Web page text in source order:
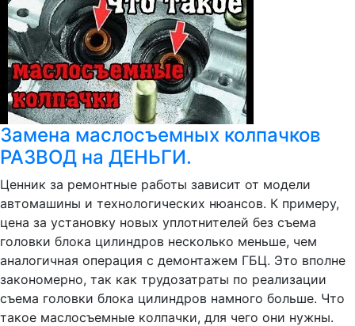
Замена маслосъемных колпачков
РАЗВОД на ДЕНЬГИ.
Ценник за ремонтные работы зависит от модели
автомашины и технологических нюансов. К примеру,
цена за установку новых уплотнителей без съема
головки блока цилиндров несколько меньше, чем
аналогичная операция с демонтажем ГБЦ. Это вполне
закономерно, так как трудозатраты по реализации
съема головки блока цилиндров намного больше. Что
такое маслосъемные колпачки, для чего они нужны.